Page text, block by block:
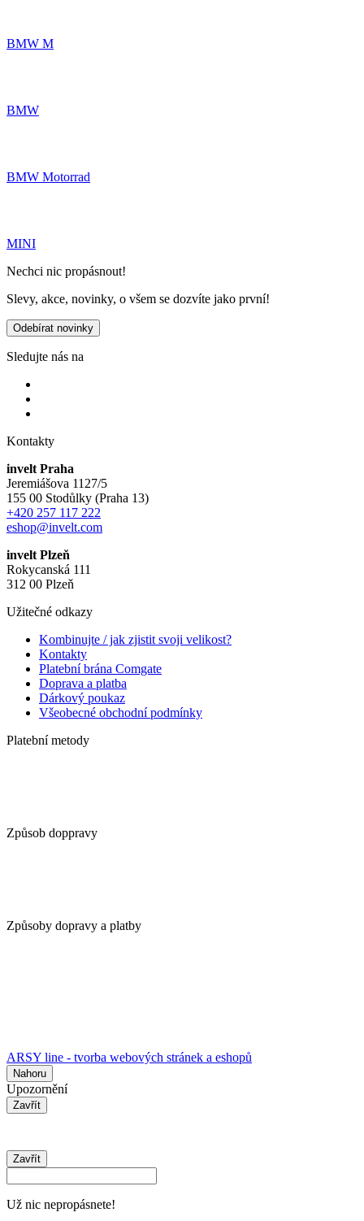
BMW M
BMW
BMW Motorrad
MINI
Nechci nic propásnout!
Slevy, akce, novinky, o všem se dozvíte jako první!
Odebírat novinky
Sledujte nás na
Kontakty
invelt Praha
Jeremiášova 1127/5
155 00 Stodůlky (Praha 13)
+420 257 117 222
eshop@invelt.com
invelt Plzeň
Rokycanská 111
312 00 Plzeň
Užitečné odkazy
Kombinujte / jak zjistit svoji velikost?
Kontakty
Platební brána Comgate
Doprava a platba
Dárkový poukaz
Všeobecné obchodní podmínky
Platební metody
Způsob doppravy
Způsoby dopravy a platby
ARSY line - tvorba webových stránek a eshopů
Nahoru
Upozornění
Zavřít
Zavřít
Už nic nepropásnete!